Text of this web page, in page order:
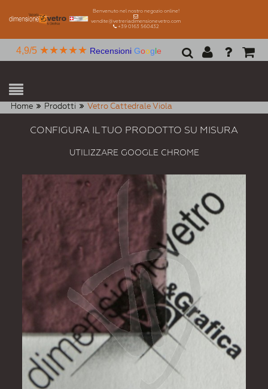
Benvenuto nel nostro negozio online!
vendite@vetreriadimensionevetro.com
+39 0163 560432
4,9/5 ★★★★★ Recensioni Google
Home Prodotti Vetro Cattedrale Viola
CONFIGURA IL TUO PRODOTTO SU MISURA
UTILIZZARE GOOGLE CHROME